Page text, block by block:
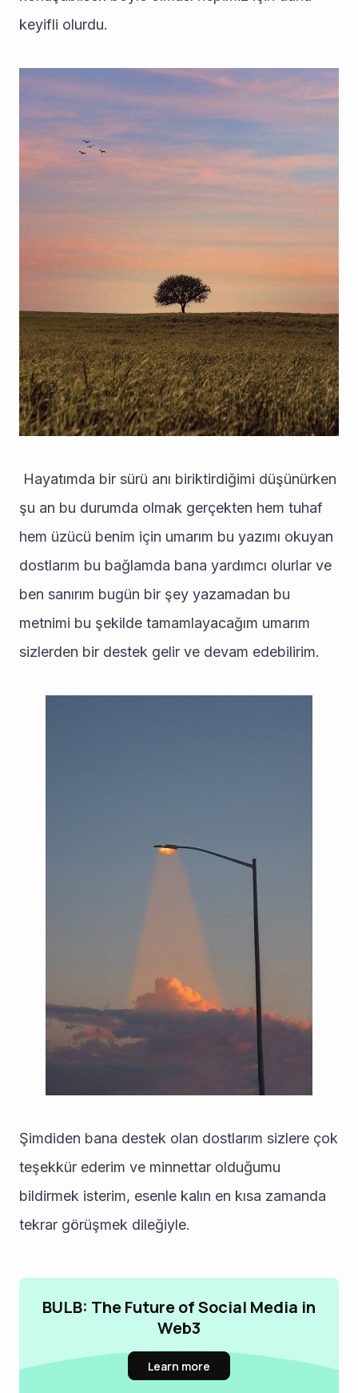
keyifli olurdu.
şu an bu durumda olmak gerçekten hem tuhaf
hem üzücü benim için umarım bu yazımı okuyan
dostlarım bu bağlamda bana yardımcı olurlar ve
ben sanırım bugün bir şey yazamadan bu
metnimi bu şekilde tamamlayacağım umarım
sizlerden bir destek gelir ve devam edebilirim.
Şimdiden bana destek olan dostlarım sizlere çok
teşekkür ederim ve minnettar olduğumu
bildirmek isterim, esenle kalın en kısa zamanda
tekrar görüşmek dileğiyle.
BULB: The Future of Social Media in
Web3
Learn more